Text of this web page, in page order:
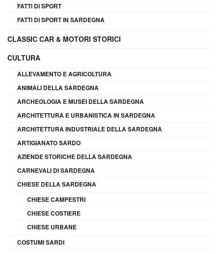
FATTI DI SPORT
FATTI DI SPORT IN SARDEGNA
CLASSIC CAR & MOTORI STORICI
CULTURA
ALLEVAMENTO E AGRICOLTURA
ANIMALI DELLA SARDEGNA
ARCHEOLOGIA E MUSEI DELLA SARDEGNA
ARCHITETTURA E URBANISTICA IN SARDEGNA
ARCHITETTURA INDUSTRIALE DELLA SARDEGNA
ARTIGIANATO SARDO
AZIENDE STORICHE DELLA SARDEGNA
CARNEVALI DI SARDEGNA
CHIESE DELLA SARDEGNA
CHIESE CAMPESTRI
CHIESE COSTIERE
CHIESE URBANE
COSTUMI SARDI